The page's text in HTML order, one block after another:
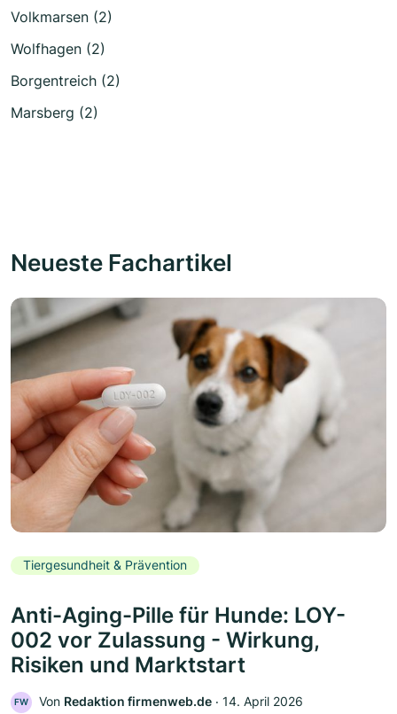
Volkmarsen (2)
Wolfhagen (2)
Borgentreich (2)
Marsberg (2)
Neueste Fachartikel
Tiergesundheit & Prävention
Anti-Aging-Pille für Hunde: LOY-
002 vor Zulassung - Wirkung,
Risiken und Marktstart
FW Von Redaktion firmenweb.de ‧ 14. April 2026